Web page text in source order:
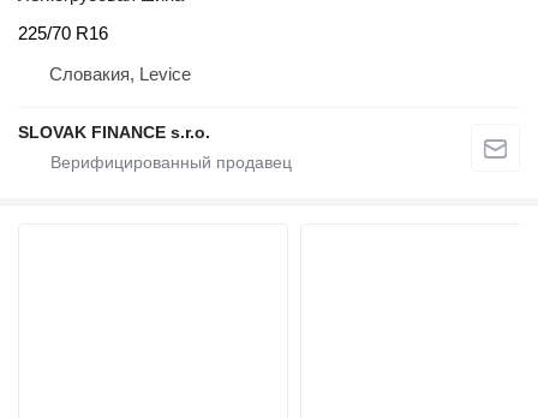
225/70 R16
Словакия, Levice
SLOVAK FINANCE s.r.o.